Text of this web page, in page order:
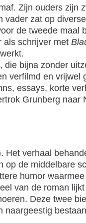
Zijn ouders zijn
vader zat op
de tweede maal
als schrijver met
bijna zonder
verfilmd en vrijwel
essays, korte
Grunberg naar
Het verhaal
op de middelbare
humor
van de roman
Deze twee
naargeestig